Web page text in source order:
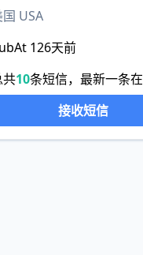
国 USA
126天前
共10条短信，最新一条在
接收短信